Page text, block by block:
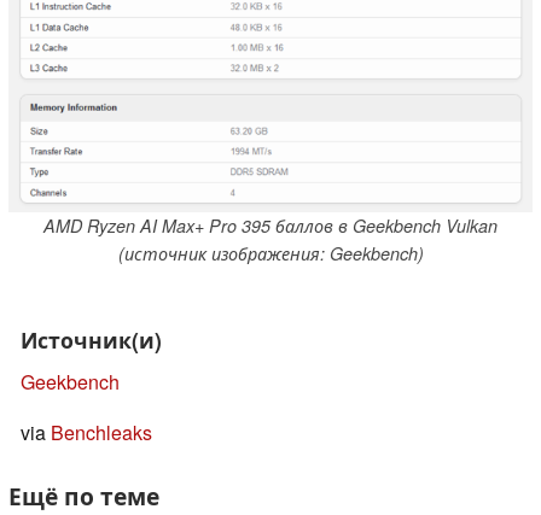
AMD Ryzen AI Max+ Pro 395 баллов в Geekbench Vulkan
(источник изображения: Geekbench)
Источник(и)
Geekbench
via Benchleaks
Ещё по теме